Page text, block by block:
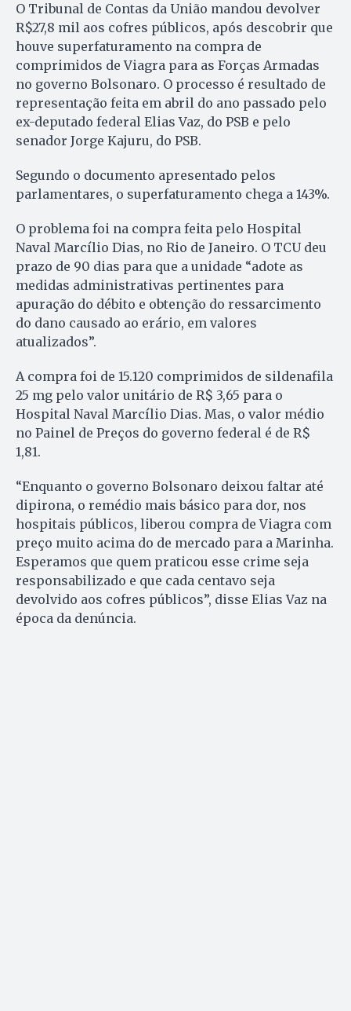
O Tribunal de Contas da União mandou devolver
R$27,8 mil aos cofres públicos, após descobrir que
houve superfaturamento na compra de
comprimidos de Viagra para as Forças Armadas
no governo Bolsonaro. O processo é resultado de
representação feita em abril do ano passado pelo
ex-deputado federal Elias Vaz, do PSB e pelo
senador Jorge Kajuru, do PSB.
Segundo o documento apresentado pelos
parlamentares, o superfaturamento chega a 143%.
O problema foi na compra feita pelo Hospital
Naval Marcílio Dias, no Rio de Janeiro. O TCU deu
prazo de 90 dias para que a unidade “adote as
medidas administrativas pertinentes para
apuração do débito e obtenção do ressarcimento
do dano causado ao erário, em valores
atualizados”.
A compra foi de 15.120 comprimidos de sildenafila
25 mg pelo valor unitário de R$ 3,65 para o
Hospital Naval Marcílio Dias. Mas, o valor médio
no Painel de Preços do governo federal é de R$
1,81.
“Enquanto o governo Bolsonaro deixou faltar até
dipirona, o remédio mais básico para dor, nos
hospitais públicos, liberou compra de Viagra com
preço muito acima do de mercado para a Marinha.
Esperamos que quem praticou esse crime seja
responsabilizado e que cada centavo seja
devolvido aos cofres públicos”, disse Elias Vaz na
época da denúncia.